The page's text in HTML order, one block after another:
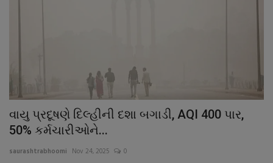
વાયુ પ્રદૂષણે દિલ્હીની દશા બગાડી, AQI 400 પાર,
50% કર્મચારીઓને...
saurashtrabhoomi Nov 24, 2025 0